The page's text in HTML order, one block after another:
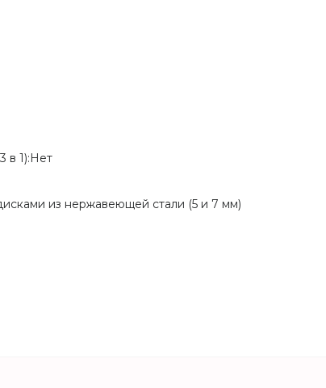
в 1):Нет
из нержавеющей стали (5 и 7 мм)